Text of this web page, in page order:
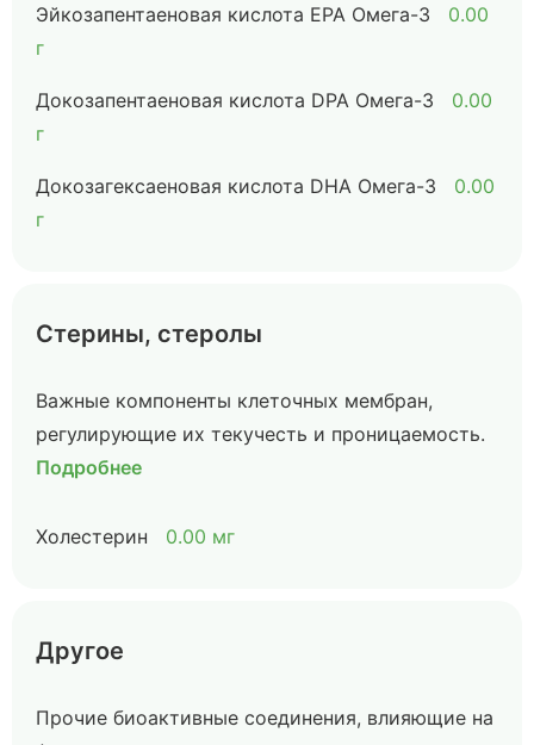
Эйкозапентаеновая кислота EPA Омега-3
0.00
г
Докозапентаеновая кислота DPA Омега-3
0.00
г
Докозагексаеновая кислота DHA Омега-3
0.00
г
Стерины, стеролы
Важные компоненты клеточных мембран,
регулирующие их текучесть и проницаемость.
Подробнее
Холестерин 0.00 мг
Другое
Прочие биоактивные соединения, влияющие на